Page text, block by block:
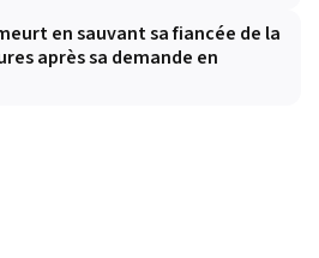
en sauvant sa fiancée de la
après sa demande en